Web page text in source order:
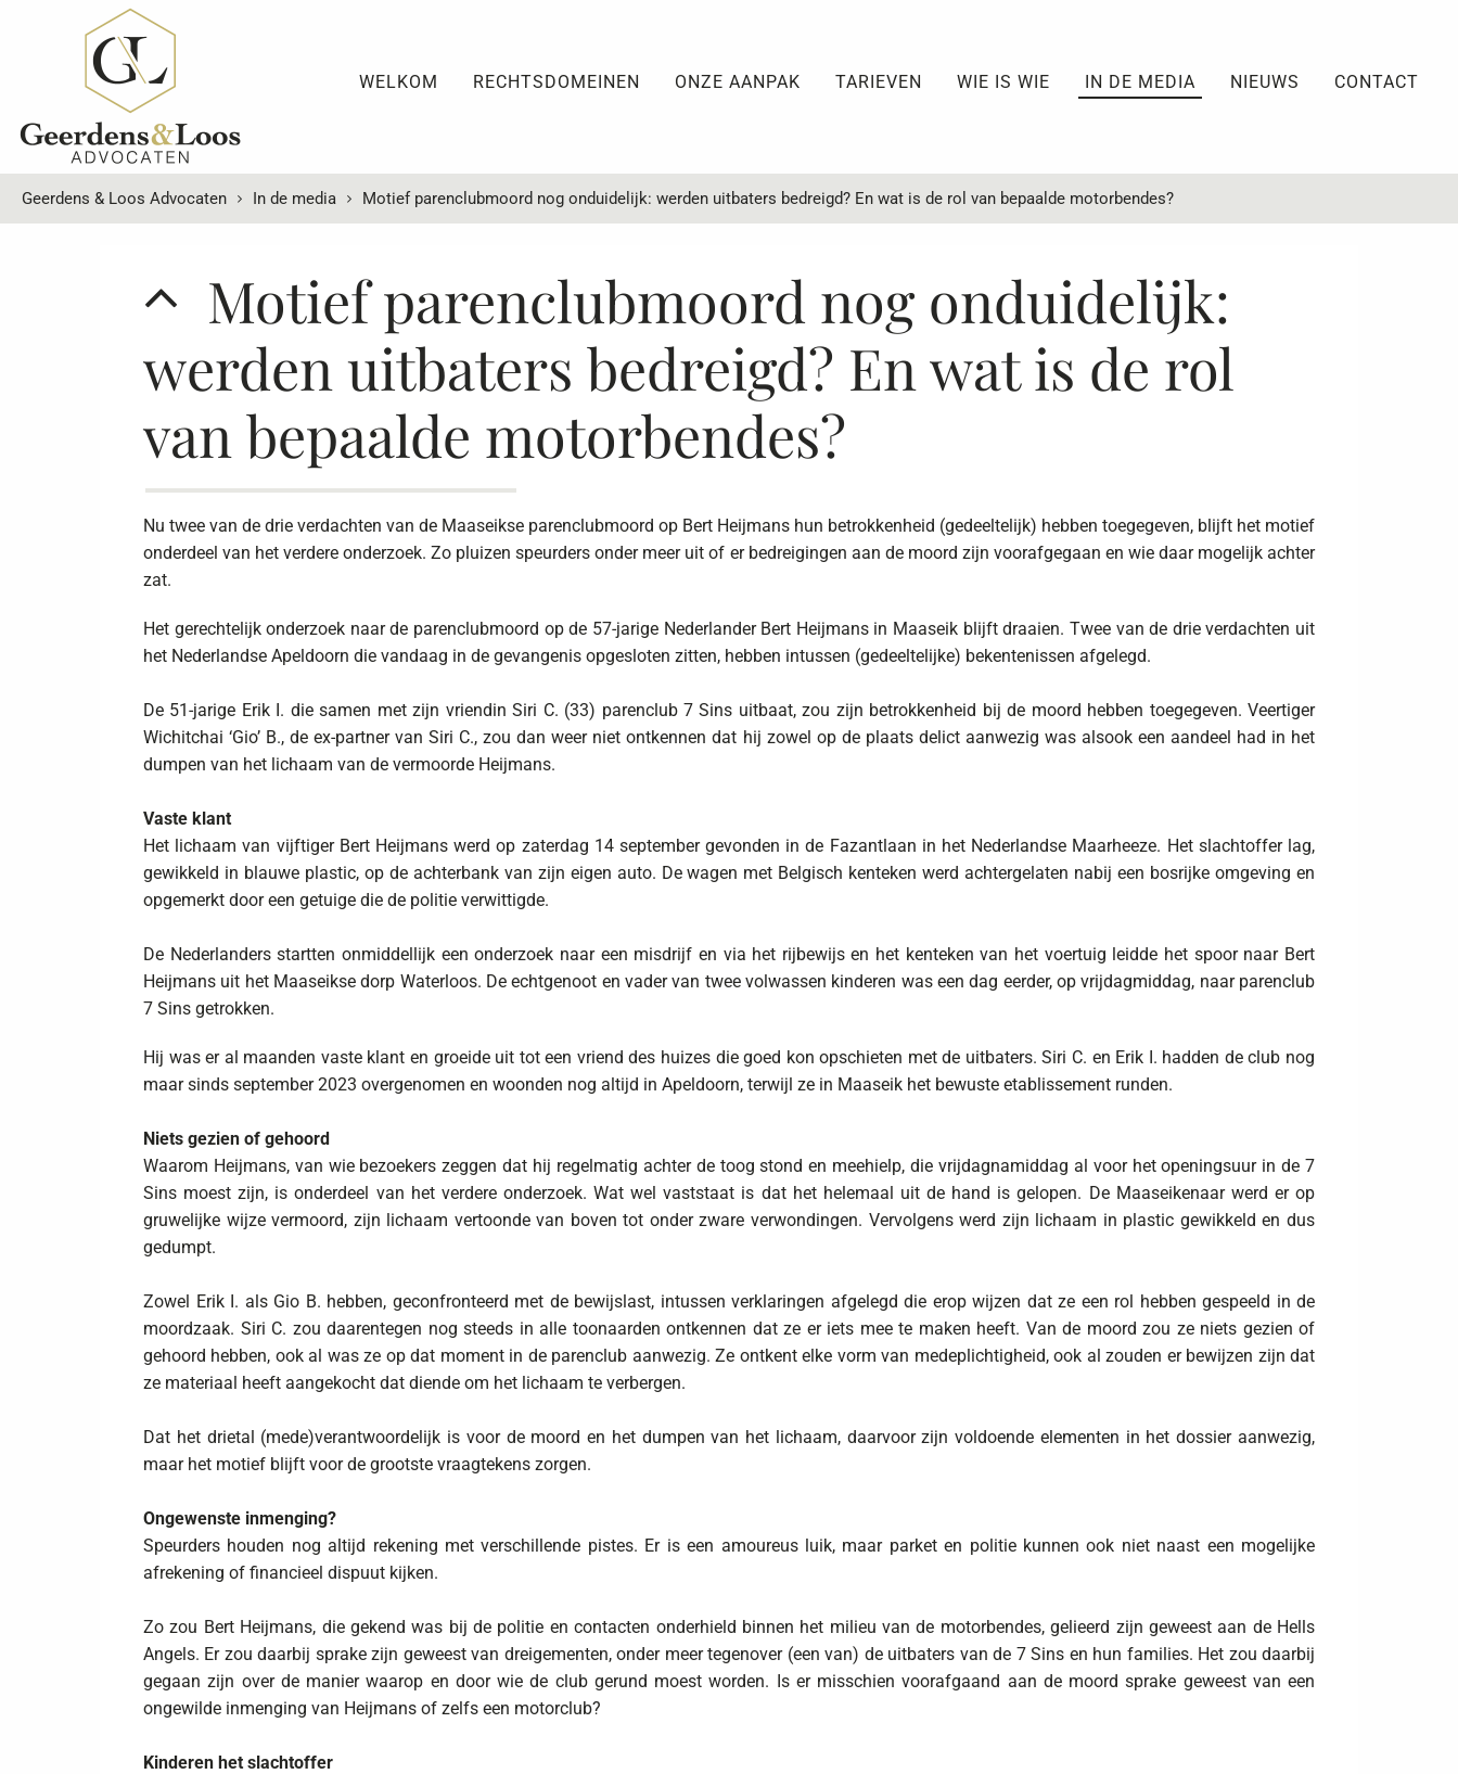
WELKOM RECHTSDOMEINEN ONZE AANPAK TARIEVEN WIE IS WIE IN DE MEDIA NIEUWS CONTACT
Geerdens & Loos Advocaten In de media Motief parenclubmoord nog onduidelijk: werden uitbaters bedreigd? En wat is de rol van bepaalde motorbendes?
Motief parenclubmoord nog onduidelijk:
werden uitbaters bedreigd? En wat is de rol
van bepaalde motorbendes?
Nu twee van de drie verdachten van de Maaseikse parenclubmoord op Bert Heijmans hun betrokkenheid (gedeeltelijk) hebben toegegeven, blijft het motief
onderdeel van het verdere onderzoek. Zo pluizen speurders onder meer uit of er bedreigingen aan de moord zijn voorafgegaan en wie daar mogelijk achter
zat.
Het gerechtelijk onderzoek naar de parenclubmoord op de 57-jarige Nederlander Bert Heijmans in Maaseik blijft draaien. Twee van de drie verdachten uit
het Nederlandse Apeldoorn die vandaag in de gevangenis opgesloten zitten, hebben intussen (gedeeltelijke) bekentenissen afgelegd.
De 51-jarige Erik I. die samen met zijn vriendin Siri C. (33) parenclub 7 Sins uitbaat, zou zijn betrokkenheid bij de moord hebben toegegeven. Veertiger
Wichitchai ‘Gio’ B., de ex-partner van Siri C., zou dan weer niet ontkennen dat hij zowel op de plaats delict aanwezig was alsook een aandeel had in het
dumpen van het lichaam van de vermoorde Heijmans.
Vaste klant
Het lichaam van vijftiger Bert Heijmans werd op zaterdag 14 september gevonden in de Fazantlaan in het Nederlandse Maarheeze. Het slachtoffer lag,
gewikkeld in blauwe plastic, op de achterbank van zijn eigen auto. De wagen met Belgisch kenteken werd achtergelaten nabij een bosrijke omgeving en
opgemerkt door een getuige die de politie verwittigde.
De Nederlanders startten onmiddellijk een onderzoek naar een misdrijf en via het rijbewijs en het kenteken van het voertuig leidde het spoor naar Bert
Heijmans uit het Maaseikse dorp Waterloos. De echtgenoot en vader van twee volwassen kinderen was een dag eerder, op vrijdagmiddag, naar parenclub
7 Sins getrokken.
Hij was er al maanden vaste klant en groeide uit tot een vriend des huizes die goed kon opschieten met de uitbaters. Siri C. en Erik I. hadden de club nog
maar sinds september 2023 overgenomen en woonden nog altijd in Apeldoorn, terwijl ze in Maaseik het bewuste etablissement runden.
Niets gezien of gehoord
Waarom Heijmans, van wie bezoekers zeggen dat hij regelmatig achter de toog stond en meehielp, die vrijdagnamiddag al voor het openingsuur in de 7
Sins moest zijn, is onderdeel van het verdere onderzoek. Wat wel vaststaat is dat het helemaal uit de hand is gelopen. De Maaseikenaar werd er op
gruwelijke wijze vermoord, zijn lichaam vertoonde van boven tot onder zware verwondingen. Vervolgens werd zijn lichaam in plastic gewikkeld en dus
gedumpt.
Zowel Erik I. als Gio B. hebben, geconfronteerd met de bewijslast, intussen verklaringen afgelegd die erop wijzen dat ze een rol hebben gespeeld in de
moordzaak. Siri C. zou daarentegen nog steeds in alle toonaarden ontkennen dat ze er iets mee te maken heeft. Van de moord zou ze niets gezien of
gehoord hebben, ook al was ze op dat moment in de parenclub aanwezig. Ze ontkent elke vorm van medeplichtigheid, ook al zouden er bewijzen zijn dat
ze materiaal heeft aangekocht dat diende om het lichaam te verbergen.
Dat het drietal (mede)verantwoordelijk is voor de moord en het dumpen van het lichaam, daarvoor zijn voldoende elementen in het dossier aanwezig,
maar het motief blijft voor de grootste vraagtekens zorgen.
Ongewenste inmenging?
Speurders houden nog altijd rekening met verschillende pistes. Er is een amoureus luik, maar parket en politie kunnen ook niet naast een mogelijke
afrekening of financieel dispuut kijken.
Zo zou Bert Heijmans, die gekend was bij de politie en contacten onderhield binnen het milieu van de motorbendes, gelieerd zijn geweest aan de Hells
Angels. Er zou daarbij sprake zijn geweest van dreigementen, onder meer tegenover (een van) de uitbaters van de 7 Sins en hun families. Het zou daarbij
gegaan zijn over de manier waarop en door wie de club gerund moest worden. Is er misschien voorafgaand aan de moord sprake geweest van een
ongewilde inmenging van Heijmans of zelfs een motorclub?
Kinderen het slachtoffer